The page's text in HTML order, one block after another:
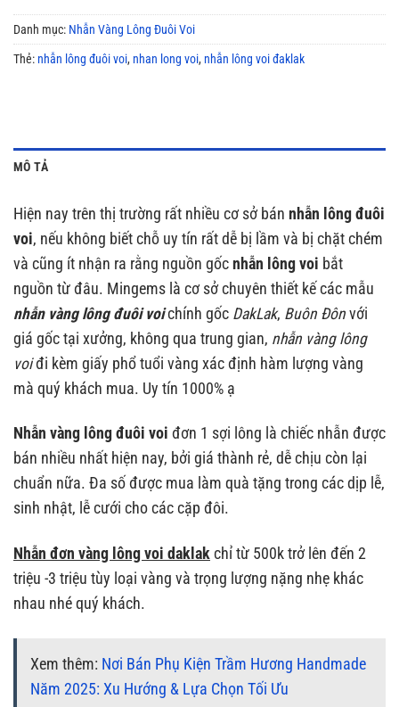
Danh mục: Nhẫn Vàng Lông Đuôi Voi
Thẻ: nhẫn lông đuôi voi, nhan long voi, nhẫn lông voi đaklak
MÔ TẢ
Hiện nay trên thị trường rất nhiều cơ sở bán nhẫn lông đuôi
voi, nếu không biết chỗ uy tín rất dễ bị lầm và bị chặt chém
và cũng ít nhận ra rằng nguồn gốc nhẫn lông voi bắt
nguồn từ đâu. Mingems là cơ sở chuyên thiết kế các mẫu
nhẫn vàng lông đuôi voi chính gốc DakLak, Buôn Đôn với
giá gốc tại xưởng, không qua trung gian, nhẫn vàng lông
voiđi kèm giấy phổ tuổi vàng xác định hàm lượng vàng
mà quý khách mua. Uy tín 1000% ạ
Nhẫn vàng lông đuôi voi đơn 1 sợi lông là chiếc nhẫn được
bán nhiều nhất hiện nay, bởi giá thành rẻ, dễ chịu còn lại
chuẩn nữa. Đa số được mua làm quà tặng trong các dịp lễ,
sinh nhật, lễ cưới cho các cặp đôi.
Nhẫn đơn vàng lông voi daklak chỉ từ 500k trở lên đến 2
triệu -3 triệu tùy loại vàng và trọng lượng nặng nhẹ khác
nhau nhé quý khách.
Xem thêm: Nơi Bán Phụ Kiện Trầm Hương Handmade
Năm 2025: Xu Hướng & Lựa Chọn Tối Ưu